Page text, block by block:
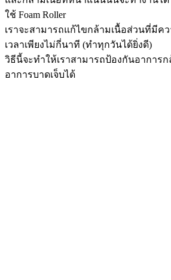
ใช้ Foam Roller
เราจะสามารถแก้ไขกล้ามเนื้อส่วนที่มีค
เวลาเพียงไม่กี่นาที (ทำทุกวันได้ยิ่งดี)
วิธีนี้จะทำให้เราสามารถป้องกันอาการ
อาการบาดเจ็บได้